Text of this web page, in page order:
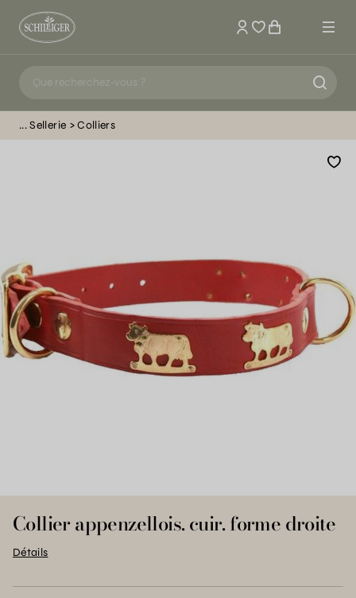
Mon compte
Sellerie Colliers
Collier appenzellois. cuir. forme droite
Détails